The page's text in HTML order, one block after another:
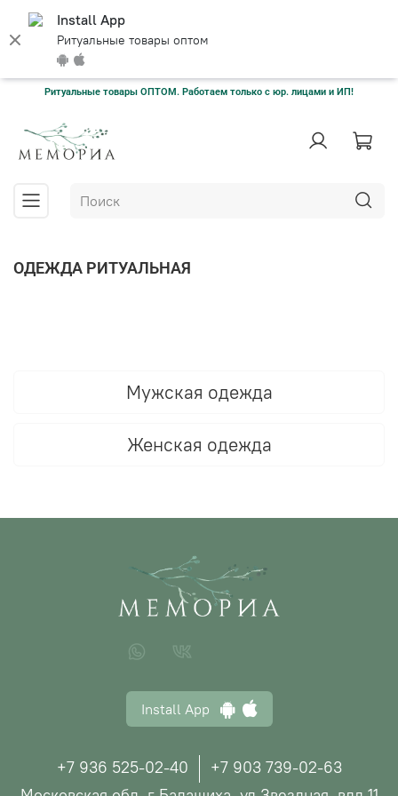
Install App
Ритуальные товары оптом
Ритуальные товары ОПТОМ. Работаем только с юр. лицами и ИП!
ОДЕЖДА РИТУАЛЬНАЯ
Мужская одежда
Женская одежда
Install App
+7 936 525-02-40
+7 903 739-02-63